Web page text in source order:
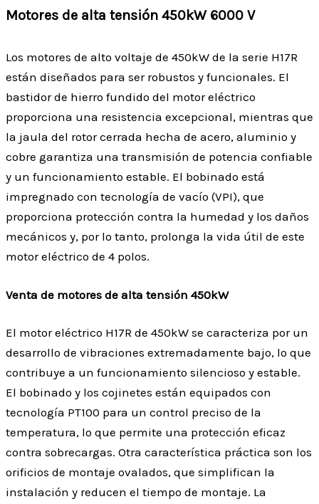
Motores de alta tensión 450kW 6000 V
Los motores de alto voltaje de 450kW de la serie H17R
están diseñados para ser robustos y funcionales. El
bastidor de hierro fundido del motor eléctrico
proporciona una resistencia excepcional, mientras que
la jaula del rotor cerrada hecha de acero, aluminio y
cobre garantiza una transmisión de potencia confiable
y un funcionamiento estable. El bobinado está
impregnado con tecnología de vacío (VPI), que
proporciona protección contra la humedad y los daños
mecánicos y, por lo tanto, prolonga la vida útil de este
motor eléctrico de 4 polos.
Venta de motores de alta tensión 450kW
El motor eléctrico H17R de 450kW se caracteriza por un
desarrollo de vibraciones extremadamente bajo, lo que
contribuye a un funcionamiento silencioso y estable.
El bobinado y los cojinetes están equipados con
tecnología PT100 para un control preciso de la
temperatura, lo que permite una protección eficaz
contra sobrecargas. Otra característica práctica son los
orificios de montaje ovalados, que simplifican la
instalación y reducen el tiempo de montaje. La